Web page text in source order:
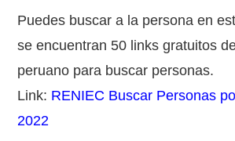
Puedes buscar a la persona en
se encuentran 50 links gratuitos
peruano para buscar personas.
Link: RENIEC Buscar Personas
2022